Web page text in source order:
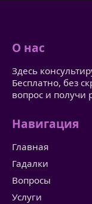
О нас
Здесь
Бесплатно, без
вопрос и получи
Навигация
Главная
Гадалки
Вопросы
Услуги